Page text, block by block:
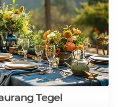
Det finns även ett
gym för den som
träningspass.
på takterrassen
i jacuzzin innan
av utsikten med nära
Tegel